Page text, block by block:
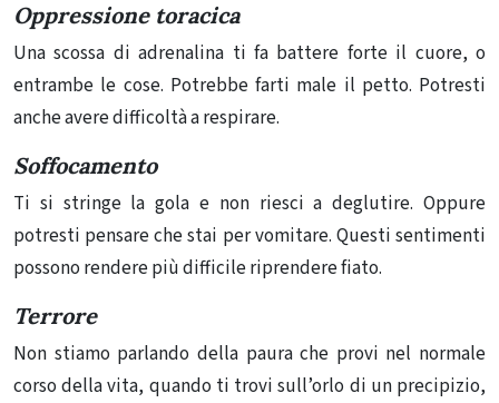
Oppressione toracica
Una scossa di adrenalina ti fa battere forte il cuore, o
entrambe le cose. Potrebbe farti male il petto. Potresti
anche avere difficoltà a respirare.
Soffocamento
Ti si stringe la gola e non riesci a deglutire. Oppure
potresti pensare che stai per vomitare. Questi sentimenti
possono rendere più difficile riprendere fiato.
Terrore
Non stiamo parlando della paura che provi nel normale
corso della vita, quando ti trovi sull’orlo di un precipizio,